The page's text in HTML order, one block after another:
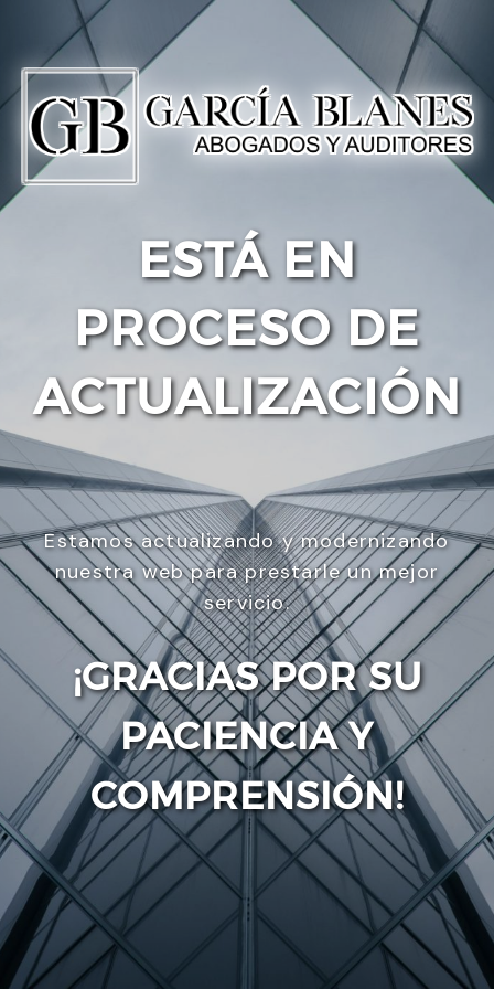
ESTÁ EN
PROCESO DE
ACTUALIZACIÓN
Estamos actualizando y modernizando
nuestra web para prestarle un mejor
servicio.
¡GRACIAS POR SU
PACIENCIA Y
COMPRENSIÓN!
Utilizamos cookies para ofrecerte la mejor
experiencia en nuestra web.
Puedes aprender más sobre qué cookies utilizamos
o desactivarlas en los
ajustes
Aceptar
Enviar